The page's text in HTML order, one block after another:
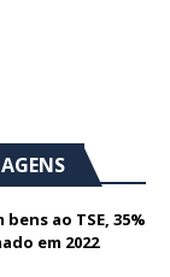
ao TSE, 35%
em 2022